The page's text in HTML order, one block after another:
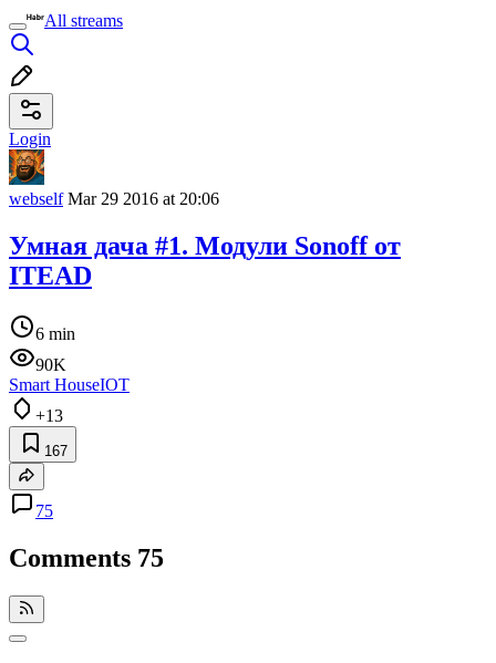
All streams
Login
webselfMar 29 2016 at 20:06
Умная дача #1. Модули Sonoff от
ITEAD
6 min
90K
Smart HouseIOT
+13
167
75
Comments 75